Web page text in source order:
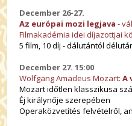
December 26-27.
Az európai mozi legjava -
Filmakadémia idei díjazottjai
5 film, 10 díj - dálutántól
December 27. 15:00
Wolfgang Amadeus Mozart:A
Mozart időtlen klasszikusa
Éj királynője szerepében
Operaközvetítés felvételről,